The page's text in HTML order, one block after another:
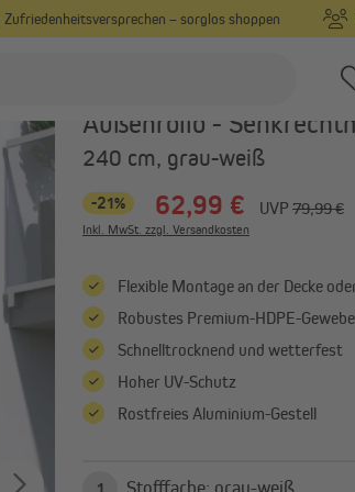
Zufriedenheitsversprechen – sorglos shoppen
Rollladen
Vorbaurollladen nach Maß
Rollladenpanzer nach Maß
Alle
Sonnenschirme
Mittelmastschirme
Sonnenschirmständer
Außenrollo -
240 cm, grau-weiß
-21% 62,99 € UVP 79,99 €
Inkl. MwSt. zzgl. Versandkosten
Flexible Montage an der Decke
Robustes Premium-HDPE-
Schnelltrocknend und wetterfest
Hoher UV-Schutz
Rostfreies Aluminium-Gestell
1